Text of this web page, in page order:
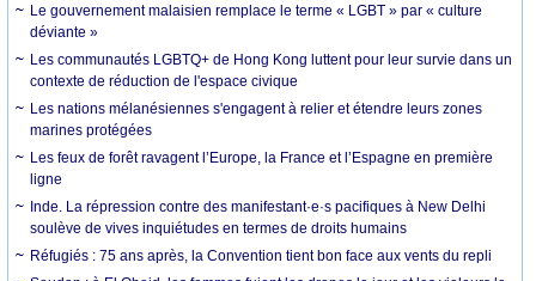
Le gouvernement malaisien remplace le terme « LGBT » par « culture
déviante »
Les communautés LGBTQ+ de Hong Kong luttent pour leur survie dans un
contexte de réduction de l'espace civique
Les nations mélanésiennes s'engagent à relier et étendre leurs zones
marines protégées
Les feux de forêt ravagent l’Europe, la France et l’Espagne en première
ligne
Inde. La répression contre des manifestant·e·s pacifiques à New Delhi
soulève de vives inquiétudes en termes de droits humains
Réfugiés : 75 ans après, la Convention tient bon face aux vents du repli